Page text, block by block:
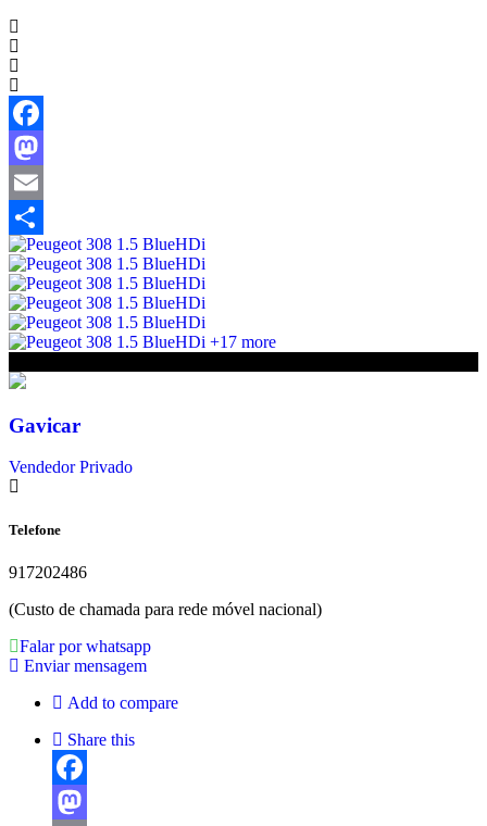
Facebook
Mastodon
Email
Share
+17 more
Gavicar
Vendedor Privado
Telefone
917202486
(Custo de chamada para rede móvel nacional)
Falar por whatsapp
Enviar mensagem
Add to compare
Share this
Facebook